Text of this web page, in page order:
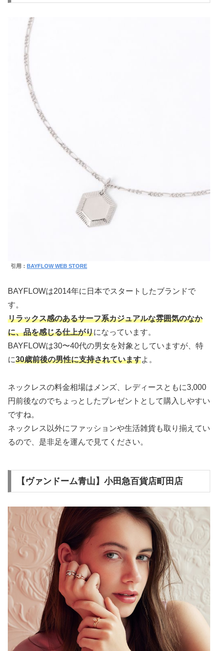
引用： BAYFLOW WEB STORE
BAYFLOWは2014年に日本でスタートしたブランドで
す。
リラックス感のあるサーフ系カジュアルな雰囲気のなか
に、品を感じる仕上がりになっています。
BAYFLOWは30〜40代の男女を対象としていますが、特
に30歳前後の男性に支持されていますよ。
ネックレスの料金相場はメンズ、レディースともに3,000
円前後なのでちょっとしたプレゼントとして購入しやすい
ですね。
ネックレス以外にファッションや生活雑貨も取り揃えてい
るので、是非足を運んで見てください。
【ヴァンドーム青山】小田急百貨店町田店